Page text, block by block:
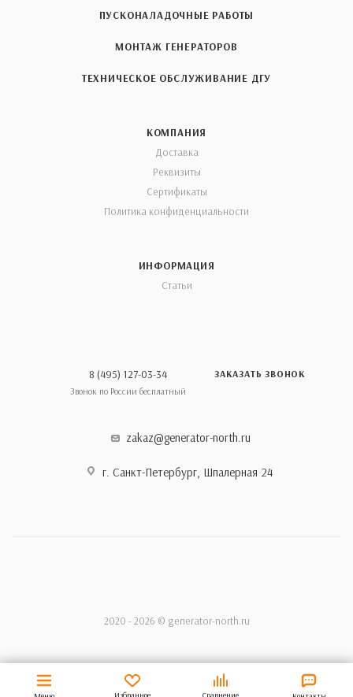
ПУСКОНАЛАДОЧНЫЕ РАБОТЫ
МОНТАЖ ГЕНЕРАТОРОВ
ТЕХНИЧЕСКОЕ ОБСЛУЖИВАНИЕ ДГУ
КОМПАНИЯ
Доставка
Реквизиты
Сертификаты
Политика конфиденциальности
ИНФОРМАЦИЯ
Статьи
8 (495) 127-03-34
Звонок по России бесплатный
ЗАКАЗАТЬ ЗВОНОК
zakaz@generator-north.ru
г. Санкт-Петербург, Шпалерная 24
2020 - 2026 © generator-north.ru
Избранное